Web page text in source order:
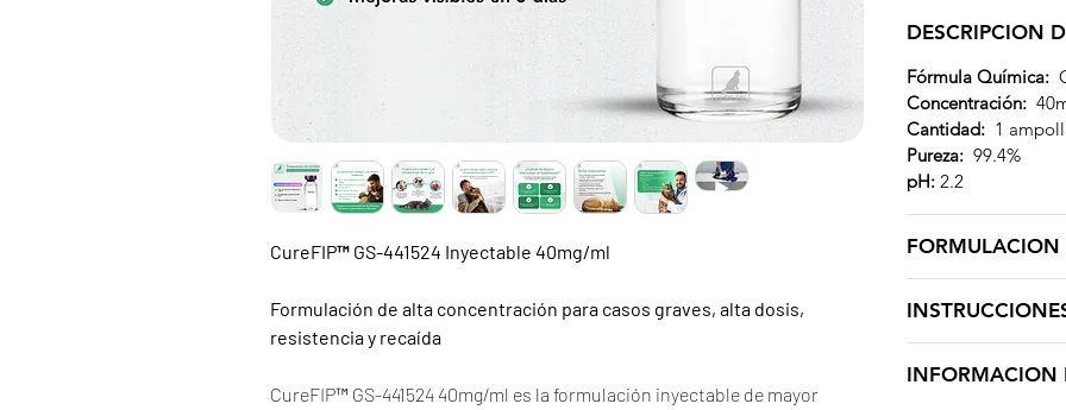
CureFIP™ GS-441524 Inyectable 40mg/ml
Formulación de alta concentración para casos graves, alta dosis,
resistencia y recaída
CureFIP™ GS-441524 40mg/ml es la formulación inyectable de mayor
DESCRIPCION
Fórmula Química:
Concentración:
Cantidad: 1
Pureza: 99.4%
pH: 2.2
FORMULACION
5% Ethanol
30% Glicol de
45% PEG 400
temperatura
INFORMACION